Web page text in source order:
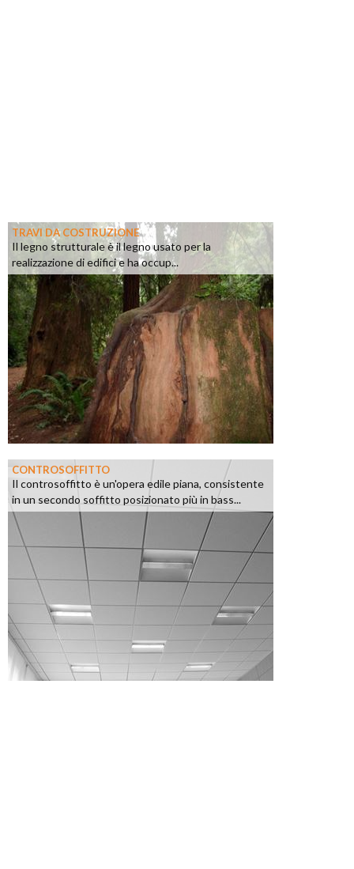
TRAVI DA COSTRUZIONE
Il legno strutturale è il legno usato per la
realizzazione di edifici e ha occup...
CONTROSOFFITTO
Il controsoffitto è un'opera edile piana, consistente
in un secondo soffitto posizionato più in bass...